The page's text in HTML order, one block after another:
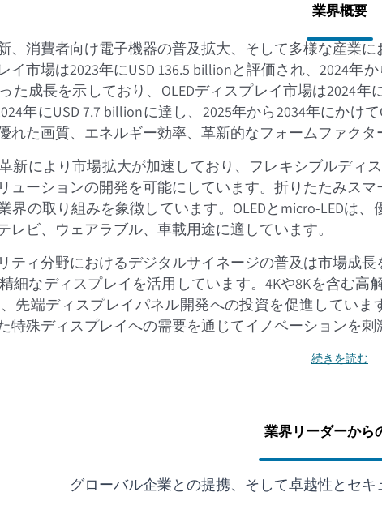
業界概要
、消費者向け電子機器の普及拡大、そして多様な産業
市場は2023年にUSD 136.5 billionと評価され、2024年
た成長を示しており、OLEDディスプレイ市場は2024
年にUSD 7.7 billionに達し、2025年から2034年にかけ
れた画質、エネルギー効率、革新的なフォームファク
新により市場拡大が加速しており、フレキシブルディ
ューションの開発を可能にしています。折りたたみス
界の取り組みを象徴しています。OLEDとmicro-LEDは
レビ、ウェアラブル、車載用途に適しています。
ティ分野におけるデジタルサイネージの普及は市場成
細なディスプレイを活用しています。4Kや8Kを含む
先端ディスプレイパネル開発への投資を促進してい
特殊ディスプレイへの需要を通じてイノベーションを
続きを読む
業界リーダーから
グローバル企業との提携、そして卓越性とセ